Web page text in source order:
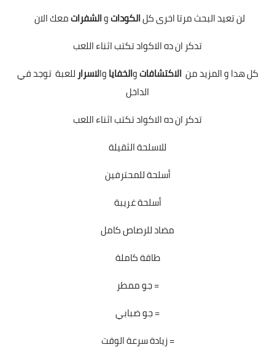
لن تعيد البحث مرتا اخرى كلالكوداتوالشفراتمعك الان
تدكر ان ده الاكواد تكتب اثناء اللعب
كل هدا و المزيد منالاكتشافاتوالخفاياوالاسرار للعبة توجد في
الداخل
تدكر ان ده الاكواد تكتب اثناء اللعب
للاسلحة الثقيلة
أسلحة للمحترفين
أسلحة غريبة
مضاد للرصاص كامل
طاقة كاملة
جو ممطر =
جو ضبابي =
زيادة سرعة الوقت =